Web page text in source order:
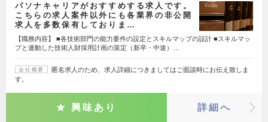
パソナキャリアがおすすめする求人です。
こちらの求人案件以外にも各業界の非公開
求人を多数保有しておりま…
【職務内容】 ■各技術部門の能力要件の設定とスキルマップの設計 ■スキルマッ
プと連動した技術人財採用計画の策定（新卒・中途）…
会社概要
匿名求人のため、求人詳細につきましてはご面談時にお伝え致しま
す。
興味あり 詳細へ